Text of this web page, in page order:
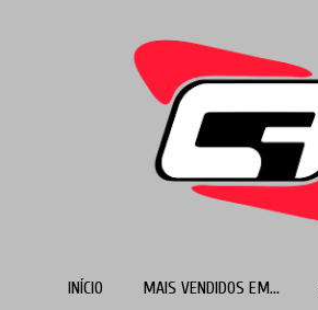
INÍCIO MAIS VENDIDOS EM...